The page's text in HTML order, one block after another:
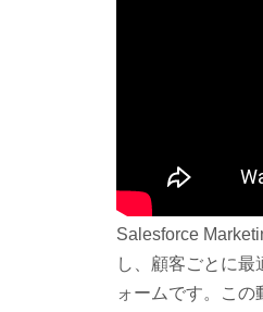
Salesforce
し、顧客ごとに
ォームです。こ